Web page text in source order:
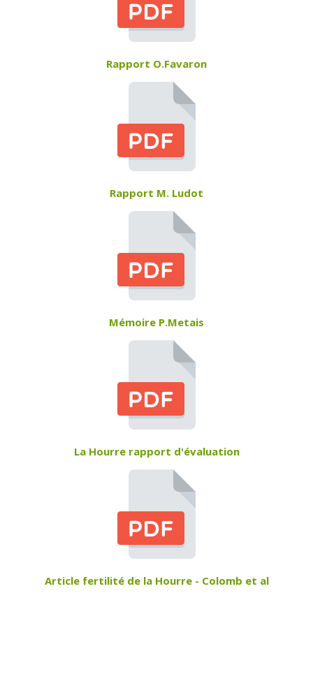
Rapport O.Favaron
Rapport M. Ludot
Mémoire P.Metais
La Hourre rapport d'évaluation
Article fertilité de la Hourre - Colomb et al